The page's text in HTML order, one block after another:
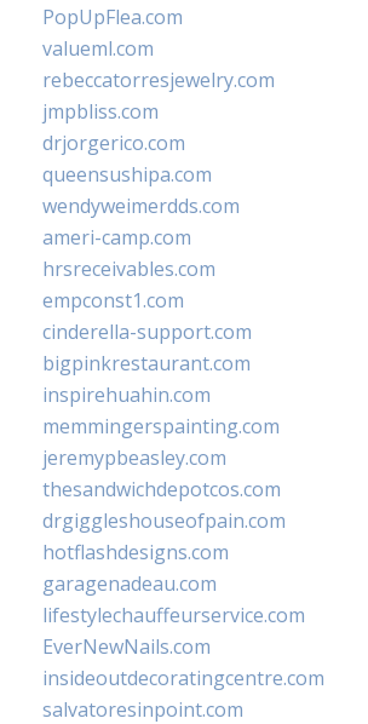
PopUpFlea.com
valueml.com
rebeccatorresjewelry.com
jmpbliss.com
drjorgerico.com
queensushipa.com
wendyweimerdds.com
ameri-camp.com
hrsreceivables.com
empconst1.com
cinderella-support.com
bigpinkrestaurant.com
inspirehuahin.com
memmingerspainting.com
jeremypbeasley.com
thesandwichdepotcos.com
drgiggleshouseofpain.com
hotflashdesigns.com
garagenadeau.com
lifestylechauffeurservice.com
EverNewNails.com
insideoutdecoratingcentre.com
salvatoresinpoint.com